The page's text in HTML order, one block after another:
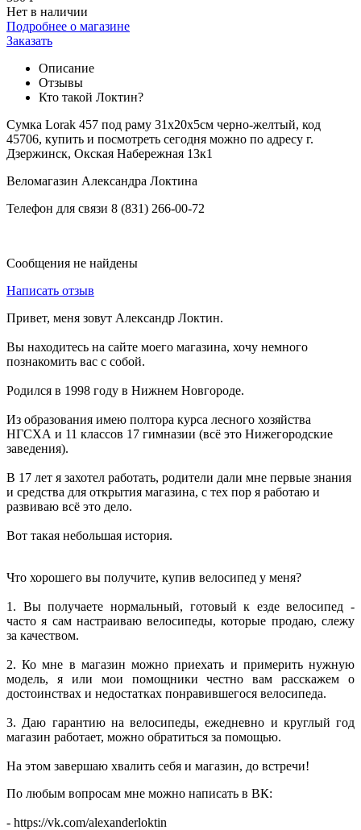
Нет в наличии
Подробнее о магазине
Заказать
Описание
Отзывы
Кто такой Локтин?
Сумка Lorak 457 под раму 31х20х5см черно-желтый, код
45706, купить и посмотреть сегодня можно по адресу г.
Дзержинск, Окская Набережная 13к1
Веломагазин Александра Локтина
Телефон для связи 8 (831) 266-00-72
Сообщения не найдены
Написать отзыв
Привет, меня зовут Александр Локтин.
Вы находитесь на сайте моего магазина, хочу немного
познакомить вас с собой.
Родился в 1998 году в Нижнем Новгороде.
Из образования имею полтора курса лесного хозяйства
НГСХА и 11 классов 17 гимназии (всё это Нижегородские
заведения).
В 17 лет я захотел работать, родители дали мне первые знания
и средства для открытия магазина, с тех пор я работаю и
развиваю всё это дело.
Вот такая небольшая история.
Что хорошего вы получите, купив велосипед у меня?
1. Вы получаете нормальный, готовый к езде велосипед -
часто я сам настраиваю велосипеды, которые продаю, слежу
за качеством.
2. Ко мне в магазин можно приехать и примерить нужную
модель, я или мои помощники честно вам расскажем о
достоинствах и недостатках понравившегося велосипеда.
3. Даю гарантию на велосипеды, ежедневно и круглый год
магазин работает, можно обратиться за помощью.
На этом завершаю хвалить себя и магазин, до встречи!
По любым вопросам мне можно написать в ВК:
- https://vk.com/alexanderloktin